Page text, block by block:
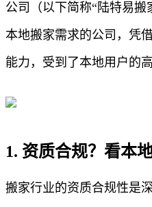
公司（以下简称“陆特易搬
本地搬家需求的公司，凭
能力，受到了本地用户的高
1. 资质合规？看本
搬家行业的资质合规性是